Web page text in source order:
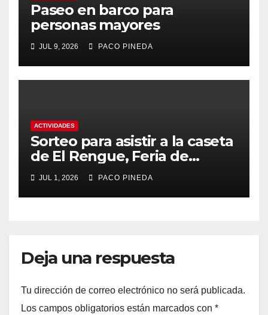
Paseo en barco para
personas mayores
JUL 9, 2026 PACO PINEDA
ACTIVIDADES
Sorteo para asistir a la caseta
de El Rengue, Feria de
Málaga 2026
JUL 1, 2026 PACO PINEDA
Deja una respuesta
Tu dirección de correo electrónico no será publicada.
Los campos obligatorios están marcados con *